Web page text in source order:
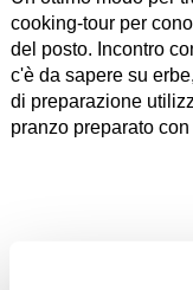
cooking-tour per
del posto. Incontro
c'è da sapere su
di preparazione
pranzo preparato